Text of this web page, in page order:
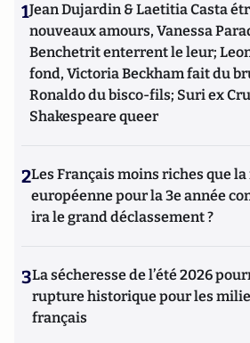
1Jean Dujardin & Laetitia Casta
nouveaux amours, Vanessa
Benchetrit enterrent le leur;
fond, Victoria Beckham fait du
Ronaldo du bisco-fils; Suri ex
Shakespeare queer
2Les Français moins riches que
européenne pour la 3e année
ira le grand déclassement ?
3La sécheresse de l’été 2026
rupture historique pour les
français